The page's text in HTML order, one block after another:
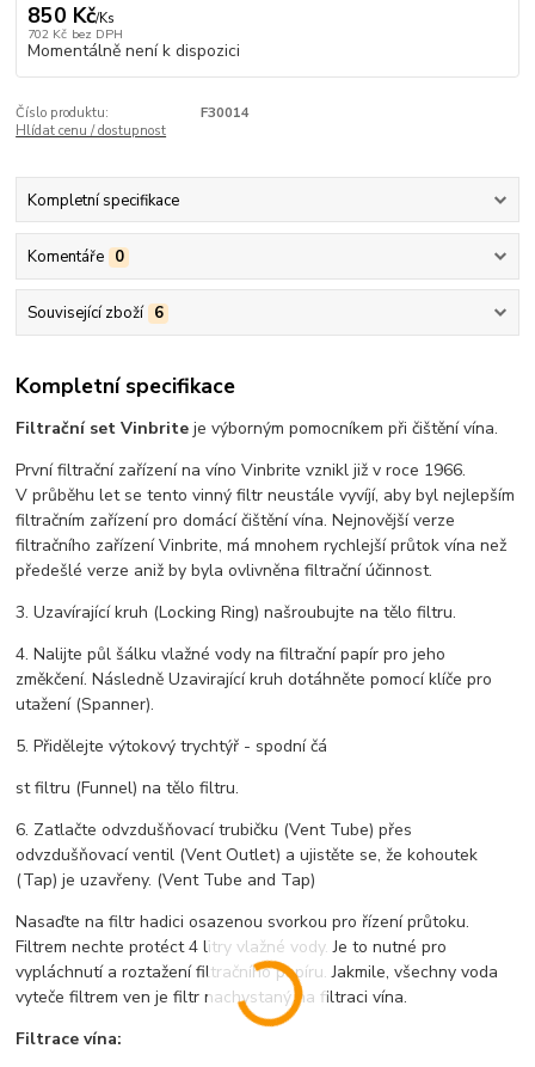
850 Kč/Ks
702 Kč bez DPH
Momentálně není k dispozici
Číslo produktu:
F30014
Hlídat cenu / dostupnost
Kompletní specifikace
Komentáře 0
Související zboží 6
Kompletní specifikace
Filtrační set Vinbrite je výborným pomocníkem při čištění vína.
První filtrační zařízení na víno Vinbrite vznikl již v roce 1966.
V průběhu let se tento vinný filtr neustále vyvíjí, aby byl nejlepším
filtračním zařízení pro domácí čištění vína. Nejnovější verze
filtračního zařízení Vinbrite, má mnohem rychlejší průtok vína než
předešlé verze aniž by byla ovlivněna filtrační účinnost.
3. Uzavírající kruh (Locking Ring) našroubujte na tělo filtru.
4. Nalijte půl šálku vlažné vody na filtrační papír pro jeho
změkčení. Následně Uzavirající kruh dotáhněte pomocí klíče pro
utažení (Spanner).
5. Přidělejte výtokový trychtýř - spodní čá
st filtru (Funnel) na tělo filtru.
6. Zatlačte odvzdušňovací trubičku (Vent Tube) přes
odvzdušňovací ventil (Vent Outlet) a ujistěte se, že kohoutek
(Tap) je uzavřeny. (Vent Tube and Tap)
Nasaďte na filtr hadici osazenou svorkou pro řízení průtoku.
Filtrem nechte protéct 4 litry vlažné vody. Je to nutné pro
vypláchnutí a roztažení filtračního papíru. Jakmile, všechny voda
vyteče filtrem ven je filtr nachystaný na filtraci vína.
Filtrace vína: